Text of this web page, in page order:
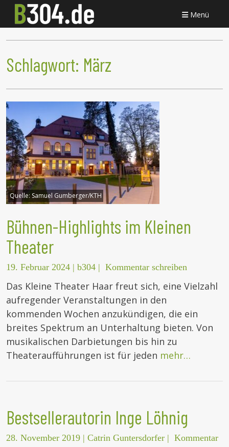
Menü
Schlagwort: März
Quelle: Samuel Gumberger/KTH
Bühnen-Highlights im Kleinen
Theater
19. Februar 2024 | b304 | Kommentar schreiben
Das Kleine Theater Haar freut sich, eine Vielzahl
aufregender Veranstaltungen in den
kommenden Wochen anzukündigen, die ein
breites Spektrum an Unterhaltung bieten. Von
musikalischen Darbietungen bis hin zu
Theateraufführungen ist für jeden mehr…
Bestsellerautorin Inge Löhnig
28. November 2019 | Catrin Guntersdorfer | Kommentar